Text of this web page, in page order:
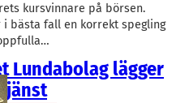
kursvinnare på börsen.
i bästa fall en korrekt spegling
Lundabolag lägger